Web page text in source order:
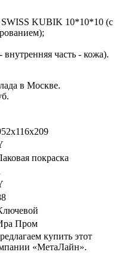
SWISS KUBIK 10*10*10 (с
часть - кожа).
в Москве.
покраска
Пром
купить этот
«МетаЛайн».